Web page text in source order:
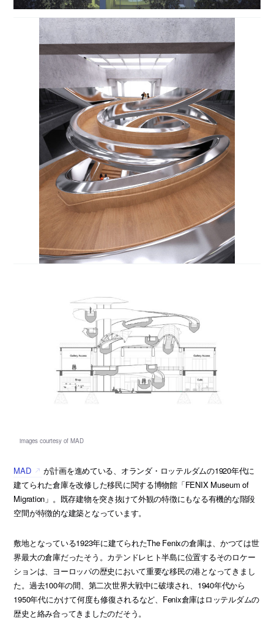
MAD
が計画を進めている、オランダ・ロッテルダムの1920年代に
建てられた倉庫を改修した移民に関する博物館「FENIX Museum of
Migration」。既存建物を突き抜けて外観の特徴にもなる有機的な階段
空間が特徴的な建築となっています。
敷地となっている1923年に建てられたThe Fenixの倉庫は、かつては世
界最大の倉庫だったそう。カテンドレヒト半島に位置するそのロケー
ションは、ヨーロッパの歴史において重要な移民の港となってきまし
た。過去100年の間、第二次世界大戦中に破壊され、1940年代から
1950年代にかけて何度も修復されるなど、Fenix倉庫はロッテルダムの
歴史と絡み合ってきましたのだそう。